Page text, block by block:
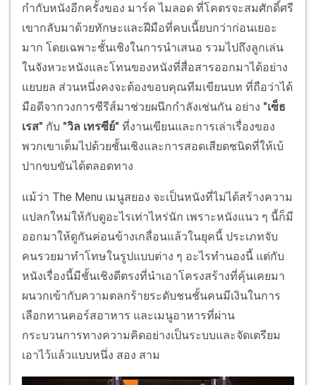
กำกับหนังอีกครั้งของ มาร์ค ไมลอด ที่โคตรจะสมศักดิ์ศรี
เขากลับมาด้วยทักษะและฝีมือที่คบเนี้ยบกว่าก่อนเยอะ
มาก โดยเฉพาะชั้นเชิงในการนำเสนอ รวมไปถึงลูกเล่น
ในจังหวะหนังและโทนของหนังที่สื่อสารออกมาได้อย่าง
แยบยล ส่วนหนึ่งคงจะต้องขอบคุณทีมเขียนบท ที่ถือว่าได้
มือดีจากวงการซีรีส์มาช่วยผนึกกำลังเช่นกัน อย่าง "เซ็ธ
เรส" กับ "วิล เทรซีย์" ที่งานเขียนและการเล่าเรื่องของ
พวกเขาเต็มไปด้วยชั้นเชิงและการสอดเสียดชนิดที่ให้เบ้
ปากขบขันได้ตลอดทาง
แม้ว่า The Menu เมนูสยอง จะเป็นหนังที่ไม่ได้สร้างความ
แปลกใหม่ให้กับดูอะไรเท่าไหร่นัก เพราะหนังแนว ๆ นี้ก็มี
ออกมาให้ดูกันค่อนข้างเกลื่อนแล้วในยุคนี้ ประเภทจับ
คนรวยมาทำโทษในรูปแบบต่าง ๆ อะไรทำนองนี้ แต่กับ
หนังเรื่องนี้มีชั้นเชิงดีตรงที่นำเอาโครงสร้างที่คุ้นเคยมา
ผนวกเข้ากับความตลกร้ายระดับชนชั้นคนมีเงินในการ
เลือกทานคอร์สอาหาร และเมนูอาหารที่ผ่าน
กระบวนการทางความคิดอย่างเป็นระบบและจัดเตรียม
เอาไว้แล้วแบบหนึ่ง สอง สาม